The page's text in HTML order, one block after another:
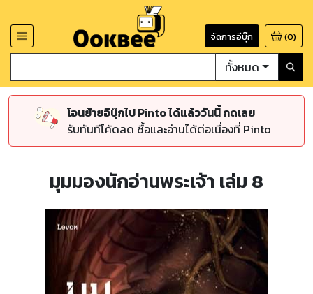
จัดการอีบุ๊ก (0)
ทั้งหมด
โอนย้ายอีบุ๊กไป Pinto ได้แล้ววันนี้ กดเลย
รับทันทีโค้ดลด ซื้อและอ่านได้ต่อเนื่องที่ Pinto
มุมมองนักอ่านพระเจ้า เล่ม 8